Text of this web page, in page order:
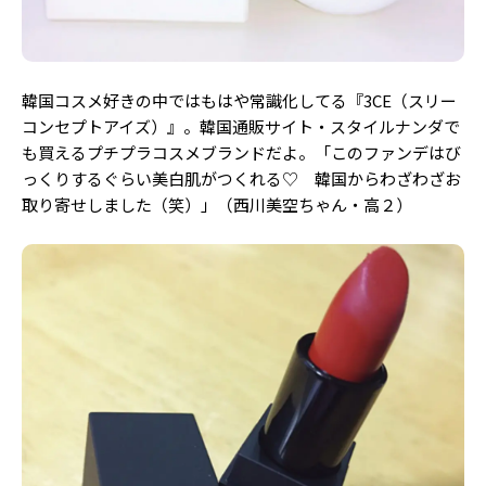
韓国コスメ好きの中ではもはや常識化してる『3CE（スリー
コンセプトアイズ）』。韓国通販サイト・スタイルナンダで
も買えるプチプラコスメブランドだよ。「このファンデはび
っくりするぐらい美白肌がつくれる♡ 韓国からわざわざお
取り寄せしました（笑）」（西川美空ちゃん・高２）